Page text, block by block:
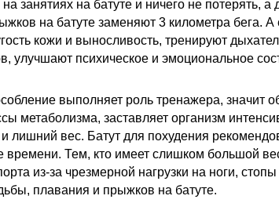
занятиях на батуте и ничего не потерять, а
на батуте заменяют 3 километра бега. А
кожи и выносливость, тренируют
улучшают психическое и эмоциональное
выполняет роль тренажера, значит
метаболизма, заставляет организм
и лишний вес. Батут для похудения
Тем, кто имеет слишком большой
из-за чрезмерной нагрузки на ноги, стопы
плавания и прыжков на батуте.